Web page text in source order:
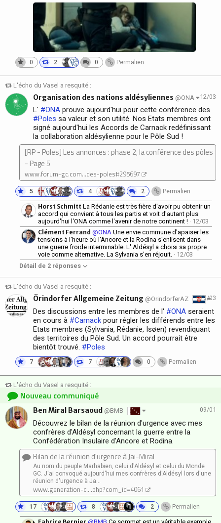
0 2 0 Permalien
L'écho du Vasel a resquité :
12/03
Organisation des nations aldésyliennes @ONA
L' #ONA prouve aujourd'hui pour cette conférence des
#Poles sa valeur et son utilité. Nos Etats membres ont
signé aujourd'hui les Accords de Carnack redéfinissant
la collaboration aldésylienne pour le Pôle Sud !
[RP - Poles] Les annonces : phase 2, la conférence des pôles
- Page 5
www.forum-gc.com...des-poles#295697
5 4 2 Permalien
Horst Schmitt La Rédanie est très fière d'avoir pu obtenir un
accord qui convient à tous les partis et voit d'autant plus
aujourd'hui l'ONA comme l'avenir de notre continent ! · 12/03
Clément Ferrand @ONA Une envie commune d'apaiser les
tensions à l'heure où l'Ancore et la Rodina s'enlisent dans
une guerre froide interminable. L' Aldésyl a choisi sa propre
voie comme alternative. La Sylvania s'en réjouit. · 12/03
Détail de 2 réponses
L'écho du Vasel a resquité :
10/03
Örindorfer Allgemeine Zeitung @OrindorferAZ
Des discussions entre les membres de l' #ONA seraient
en cours à #Carnack pour régler les différends entre les
Etats membres (Sylvania, Rédanie, Isøen) revendiquant
des territoires du Pôle Sud. Un accord pourrait être
bientôt trouvé. #Poles
7 7 0 Permalien
L'écho du Vasel a resquité :
Nouveau communiqué
09/01
Ben Miral Barsaoud @BMB
Découvrez le bilan de la réunion d'urgence avec mes
confrères d'Aldésyl concernant la guerre entre la
Confédération Insulaire d'Ancore et Rodina.
Bilan de la réunion d'urgence à Jai-Miral
Au nom du peuple Marhabien, celui d'Aldésyl et celui du Monde
GC. J'ai convoqué aujourd'hui mes confrères d'Aldésyl lors d'une
réunion d'urgence à Ja...
www.generation-c....php?com_id=4061
17 8 2 Permalien